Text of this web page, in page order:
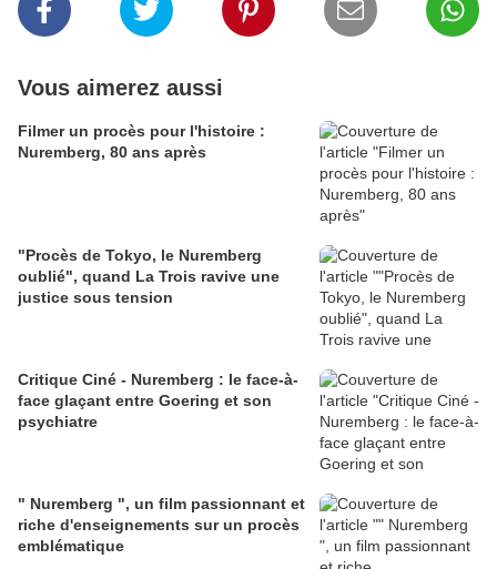
Vous aimerez aussi
Filmer un procès pour l'histoire :
Nuremberg, 80 ans après
"Procès de Tokyo, le Nuremberg
oublié", quand La Trois ravive une
justice sous tension
Critique Ciné - Nuremberg : le face-à-
face glaçant entre Goering et son
psychiatre
" Nuremberg ", un film passionnant et
riche d'enseignements sur un procès
emblématique